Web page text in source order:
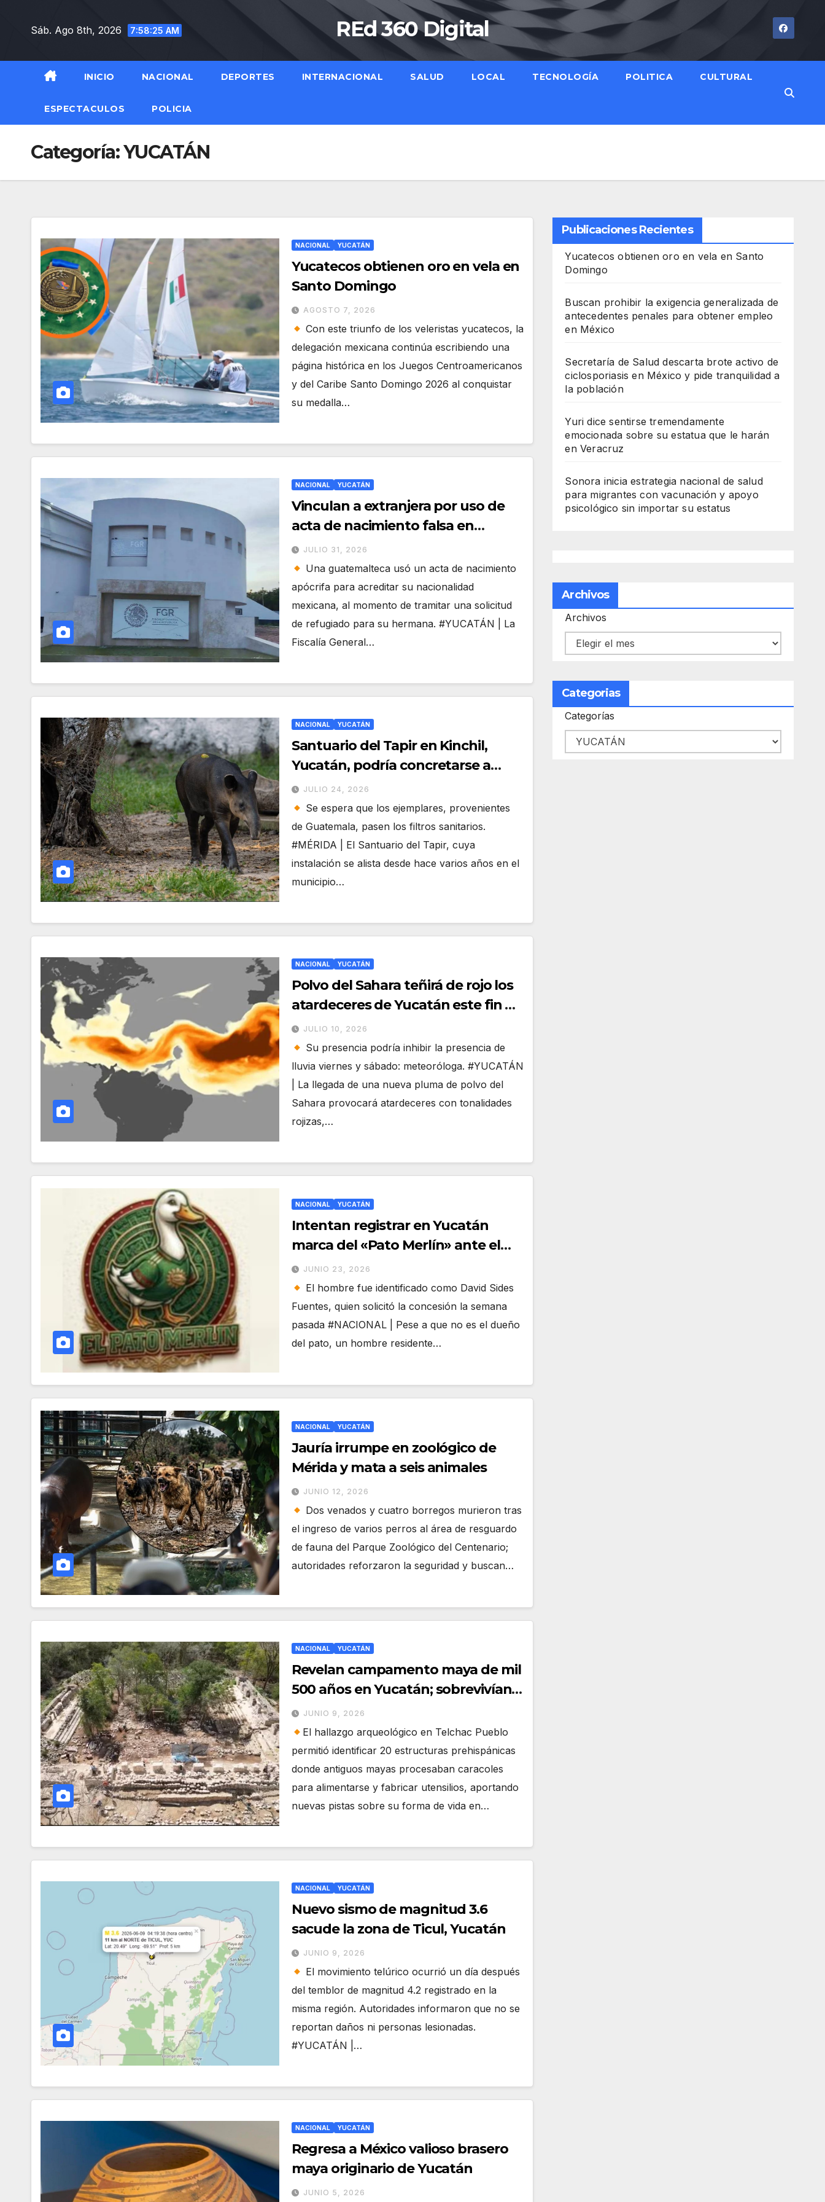
Sáb. Ago 8th, 2026 7:58:26 AM REd 360 Digital
INICIO NACIONAL DEPORTES INTERNACIONAL SALUD LOCAL TECNOLOGÍA POLITICA CULTURAL
ESPECTACULOS POLICIA
Categoría:YUCATÁN
NACIONAL YUCATÁN
Yucatecos obtienen oro en vela en
Santo Domingo
AGOSTO 7, 2026
Con este triunfo de los veleristas yucatecos, la
delegación mexicana continúa escribiendo una
página histórica en los Juegos Centroamericanos
y del Caribe Santo Domingo 2026 al conquistar
su medalla…
NACIONAL YUCATÁN
Vinculan a extranjera por uso de
acta de nacimiento falsa en
trámite de refugio en Yucatán
JULIO 31, 2026
Una guatemalteca usó un acta de nacimiento
apócrifa para acreditar su nacionalidad
mexicana, al momento de tramitar una solicitud
de refugiado para su hermana. #YUCATÁN | La
Fiscalía General…
NACIONAL YUCATÁN
Santuario del Tapir en Kinchil,
Yucatán, podría concretarse a
finales de año
JULIO 24, 2026
Se espera que los ejemplares, provenientes
de Guatemala, pasen los filtros sanitarios.
#MÉRIDA | El Santuario del Tapir, cuya
instalación se alista desde hace varios años en el
municipio…
NACIONAL YUCATÁN
Polvo del Sahara teñirá de rojo los
atardeceres de Yucatán este fin de
semana
JULIO 10, 2026
Su presencia podría inhibir la presencia de
lluvia viernes y sábado: meteoróloga. #YUCATÁN
| La llegada de una nueva pluma de polvo del
Sahara provocará atardeceres con tonalidades
rojizas,…
NACIONAL YUCATÁN
Intentan registrar en Yucatán
marca del «Pato Merlín» ante el
IMPI; buscan usarla para
campañas políticas
JUNIO 23, 2026
El hombre fue identificado como David Sides
Fuentes, quien solicitó la concesión la semana
pasada #NACIONAL | Pese a que no es el dueño
del pato, un hombre residente…
NACIONAL YUCATÁN
Jauría irrumpe en zoológico de
Mérida y mata a seis animales
JUNIO 12, 2026
Dos venados y cuatro borregos murieron tras
el ingreso de varios perros al área de resguardo
de fauna del Parque Zoológico del Centenario;
autoridades reforzaron la seguridad y buscan…
NACIONAL YUCATÁN
Revelan campamento maya de mil
500 años en Yucatán; sobrevivían
gracias a los recursos del mar
JUNIO 9, 2026
El hallazgo arqueológico en Telchac Pueblo
permitió identificar 20 estructuras prehispánicas
donde antiguos mayas procesaban caracoles
para alimentarse y fabricar utensilios, aportando
nuevas pistas sobre su forma de vida en…
NACIONAL YUCATÁN
Nuevo sismo de magnitud 3.6
sacude la zona de Ticul, Yucatán
JUNIO 9, 2026
El movimiento telúrico ocurrió un día después
del temblor de magnitud 4.2 registrado en la
misma región. Autoridades informaron que no se
reportan daños ni personas lesionadas.
#YUCATÁN |…
NACIONAL YUCATÁN
Regresa a México valioso brasero
maya originario de Yucatán
JUNIO 5, 2026
Publicaciones Recientes
Yucatecos obtienen oro en vela en Santo
Domingo
Buscan prohibir la exigencia generalizada de
antecedentes penales para obtener empleo
en México
Secretaría de Salud descarta brote activo de
ciclosporiasis en México y pide tranquilidad a
la población
Yuri dice sentirse tremendamente
emocionada sobre su estatua que le harán
en Veracruz
Sonora inicia estrategia nacional de salud
para migrantes con vacunación y apoyo
psicológico sin importar su estatus
Archivos
Archivos
Categorias
Categorías